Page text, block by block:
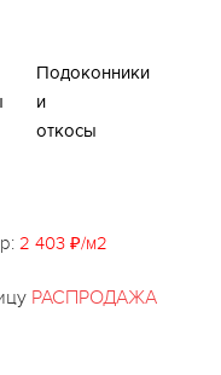
Подоконники
и
откосы
2 403 ₽/м2
РАСПРОДАЖА